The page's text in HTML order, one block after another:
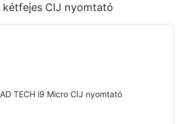
kétfejes CIJ nyomtató